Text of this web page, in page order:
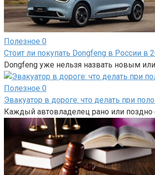
Полезное 0
Стоит ли покупать Dongfeng в России в
Dongfeng уже нельзя назвать новым
Полезное 0
Эвакуатор в дороге: что делать при
Каждый автовладелец рано или поздно